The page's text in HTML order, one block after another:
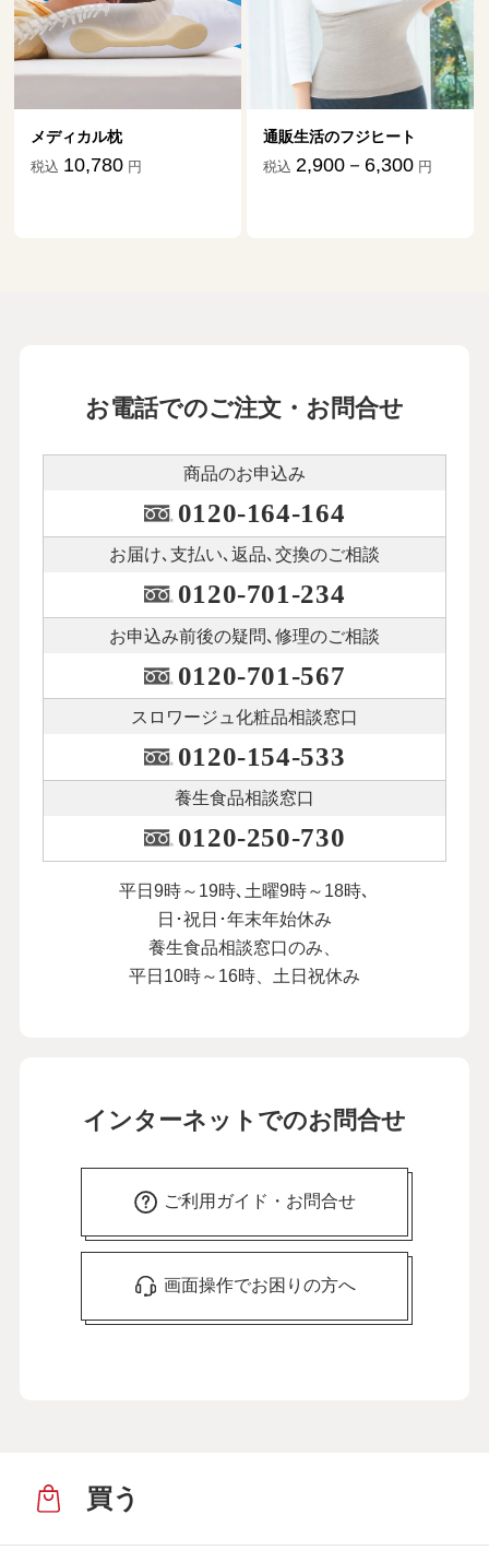
メディカル枕
税込 10,780 円
通販生活のフジヒート
税込 2,900－6,300 円
お電話でのご注文・お問合せ
商品のお申込み
0120-164-164
お届け､支払い､ 返品､交換のご相談
0120-701-234
お申込み前後の疑問､修理のご相談
0120-701-567
スロワージュ化粧品相談窓口
0120-154-533
養生食品相談窓口
0120-250-730
平日9時～19時､土曜9時～18時､
日･祝日･年末年始休み
養生食品相談窓口のみ、
平日10時～16時、土日祝休み
インターネットでのお問合せ
ご利用ガイド・お問合せ
画面操作でお困りの方へ
買う